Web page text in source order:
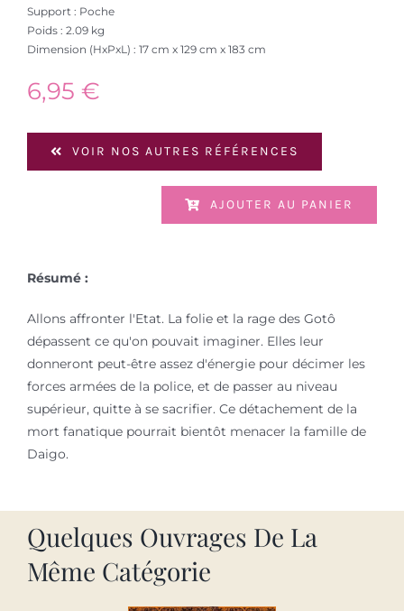
Support : Poche
Poids : 2.09 kg
Dimension (HxPxL) : 17 cm x 129 cm x 183 cm
6,95 €
VOIR NOS AUTRES RÉFÉRENCES
AJOUTER AU PANIER
Résumé :
Allons affronter l'Etat. La folie et la rage des Gotô
dépassent ce qu'on pouvait imaginer. Elles leur
donneront peut-être assez d'énergie pour décimer les
forces armées de la police, et de passer au niveau
supérieur, quitte à se sacrifier. Ce détachement de la
mort fanatique pourrait bientôt menacer la famille de
Daigo.
Quelques Ouvrages De La
Même Catégorie